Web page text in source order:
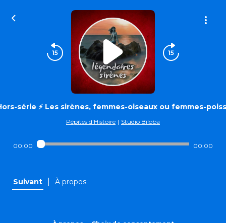
série ⚡ Les sirènes, femmes-oiseaux ou femmes-
Pépites d'Histoire | Studio Biloba
00:00 00:00
Suivant À propos